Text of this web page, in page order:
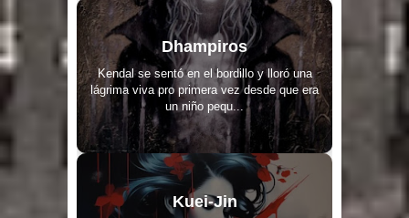
Dhampiros
Kendal se sentó en el bordillo y lloró una
lágrima viva pro primera vez desde que era
un niño pequ...
Kuei-Jin